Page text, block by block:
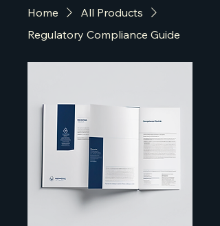
Home
All Products
Regulatory Compliance Guide